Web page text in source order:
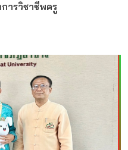
ารวิชาชีพครู